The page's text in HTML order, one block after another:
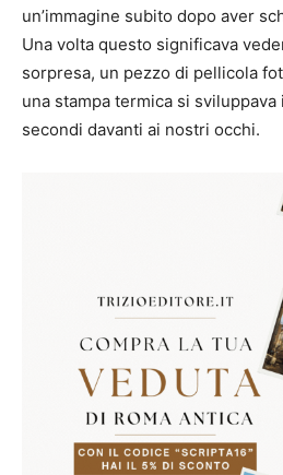
un’immagine subito dopo aver
Una volta questo significava
sorpresa, un pezzo di pellicola
una stampa termica si sviluppava
secondi davanti ai nostri occhi.